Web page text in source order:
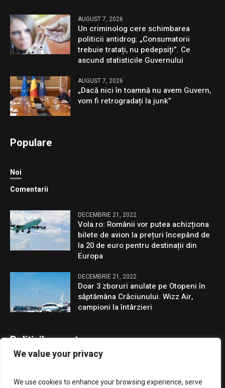
We value your privacy
We use cookies to enhance your browsing experience, serve
AUGUST 7, 2026
Un criminolog cere schimbarea
politicii antidrog: „Consumatorii
trebuie tratați, nu pedepsiți”. Ce
ascund statisticile Guvernului
AUGUST 7, 2026
„Dacă nici în toamnă nu avem Guvern,
vom fi retrogradați la junk”
Populare
Noi
Comentarii
DECEMBRIE 21, 2022
Vola.ro: Românii vor putea achizționa
bilete de avion la prețuri începând de
la 20 de euro pentru destinații din
Europa
DECEMBRIE 21, 2022
Doar 3 zboruri anulate pe Otopeni în
săptămâna Crăciunului. Wizz Air,
campioni la întârzieri
Politicile noastre